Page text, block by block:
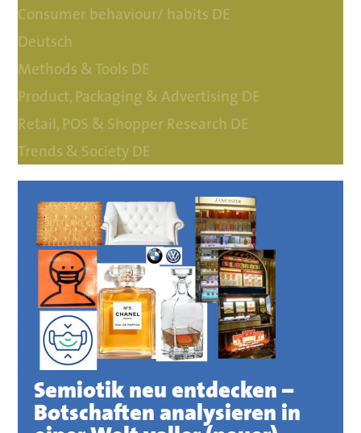
Consumer behaviour/ habits DE
Deutsch
Methods & Tools DE
Product, Packaging & Advertising DE
Retail, POS & Shopper Research DE
Trends & Society DE
Semiotik neu entdecken –
Botschaften analysieren in